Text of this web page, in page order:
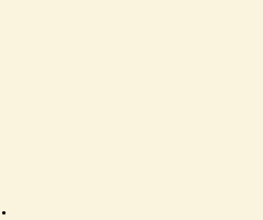
מעשי של כלל הזהב, היוצר מצבי ניצחון/ניצחון.